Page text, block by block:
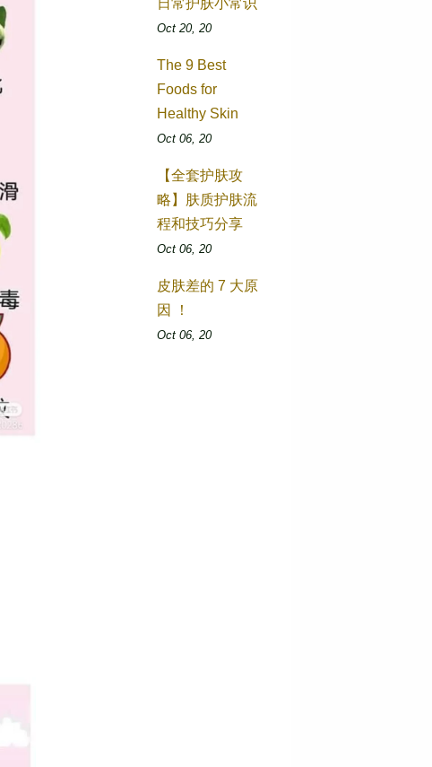
日常护肤小常识
Oct 20, 20
The 9 Best
Foods for
Healthy Skin
Oct 06, 20
【全套护肤攻
略】肤质护肤流
程和技巧分享
Oct 06, 20
皮肤差的 7 大原
因 ！
Oct 06, 20